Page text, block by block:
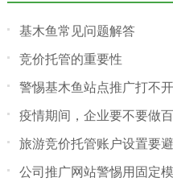
基木鱼常见问题解答
竞价托管的重要性
警惕基木鱼站点推广打不开
疫情期间，企业要不要做
旅游竞价托管账户设置要
公司推广网站警惕用固定